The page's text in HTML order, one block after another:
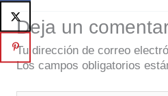
Deja un
Tu dirección de correo
Los campos obligatorios